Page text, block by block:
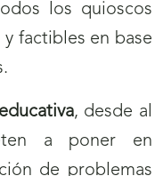
los quioscos
factibles en base
, desde al
a poner en
de problemas